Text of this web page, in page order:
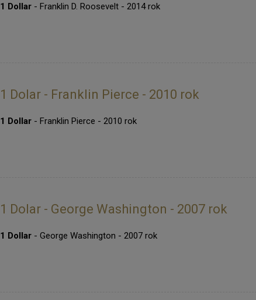
1 Dollar- Franklin D. Roosevelt - 2014 rok
1 Dolar - Franklin Pierce - 2010 rok
1 Dollar- Franklin Pierce - 2010 rok
1 Dolar - George Washington - 2007 rok
1 Dollar- George Washington - 2007 rok